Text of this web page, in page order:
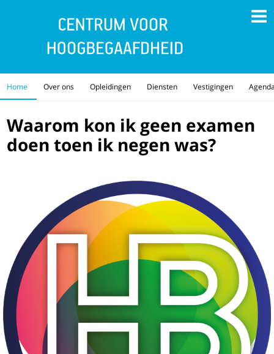
Home Over ons Opleidingen Diensten Vestigingen
Waarom kon ik geen examen
doen toen ik negen was?